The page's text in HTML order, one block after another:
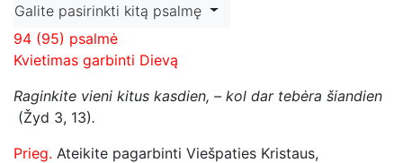
Galite pasirinkti kitą psalmę
94 (95) psalmė
Kvietimas garbinti Dievą
Raginkite vieni kitus kasdien, – kol dar tebėra šiandien
(Žyd 3, 13).
Prieg. Ateikite pagarbinti Viešpaties Kristaus,